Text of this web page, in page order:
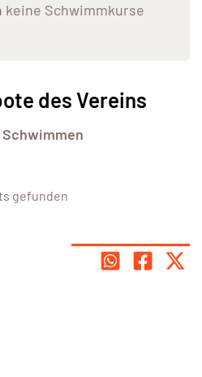
Schwimmkurse
des Vereins
Schwimmen
gefunden